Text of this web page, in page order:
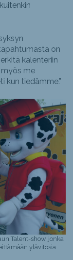
on
kalenteriin
myös me
kun tiedämme.”
Talent-show, jonka
ylävitosia